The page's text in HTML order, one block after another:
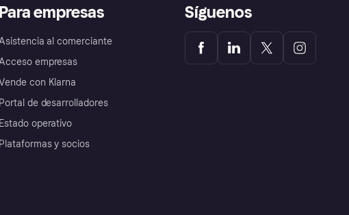
Para empresas
al comerciante
empresas
con Klarna
Portal de desarrolladores
Estado operativo
Plataformas y socios
Síguenos